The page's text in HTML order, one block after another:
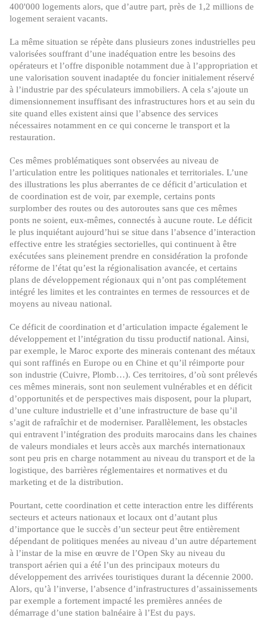
400'000 logements alors, que d’autre part, près de 1,2 millions de
logement seraient vacants.
La même situation se répète dans plusieurs zones industrielles peu
valorisées souffrant d’une inadéquation entre les besoins des
opérateurs et l’offre disponible notamment due à l’appropriation et
une valorisation souvent inadaptée du foncier initialement réservé
à l’industrie par des spéculateurs immobiliers. A cela s’ajoute un
dimensionnement insuffisant des infrastructures hors et au sein du
site quand elles existent ainsi que l’absence des services
nécessaires notamment en ce qui concerne le transport et la
restauration.
Ces mêmes problématiques sont observées au niveau de
l’articulation entre les politiques nationales et territoriales. L’une
des illustrations les plus aberrantes de ce déficit d’articulation et
de coordination est de voir, par exemple, certains ponts
surplomber des routes ou des autoroutes sans que ces mêmes
ponts ne soient, eux-mêmes, connectés à aucune route. Le déficit
le plus inquiétant aujourd’hui se situe dans l’absence d’interaction
effective entre les stratégies sectorielles, qui continuent à être
exécutées sans pleinement prendre en considération la profonde
réforme de l’état qu’est la régionalisation avancée, et certains
plans de développement régionaux qui n’ont pas complétement
intégré les limites et les contraintes en termes de ressources et de
moyens au niveau national.
Ce déficit de coordination et d’articulation impacte également le
développement et l’intégration du tissu productif national. Ainsi,
par exemple, le Maroc exporte des minerais contenant des métaux
qui sont raffinés en Europe ou en Chine et qu’il réimporte pour
son industrie (Cuivre, Plomb…). Ces territoires, d’où sont prélevés
ces mêmes minerais, sont non seulement vulnérables et en déficit
d’opportunités et de perspectives mais disposent, pour la plupart,
d’une culture industrielle et d’une infrastructure de base qu’il
s’agit de rafraîchir et de moderniser. Parallèlement, les obstacles
qui entravent l’intégration des produits marocains dans les chaines
de valeurs mondiales et leurs accès aux marchés internationaux
sont peu pris en charge notamment au niveau du transport et de la
logistique, des barrières réglementaires et normatives et du
marketing et de la distribution.
Pourtant, cette coordination et cette interaction entre les différents
secteurs et acteurs nationaux et locaux ont d’autant plus
d’importance que le succès d’un secteur peut être entièrement
dépendant de politiques menées au niveau d’un autre département
à l’instar de la mise en œuvre de l’Open Sky au niveau du
transport aérien qui a été l’un des principaux moteurs du
développement des arrivées touristiques durant la décennie 2000.
Alors, qu’à l’inverse, l’absence d’infrastructures d’assainissements
par exemple a fortement impacté les premières années de
démarrage d’une station balnéaire à l’Est du pays.